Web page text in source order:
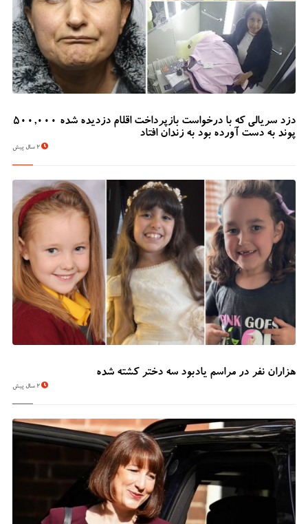
دزد سریالی که با درخواست بازپرداخت اقلام دزدیده شده 500,000
پوند به دست آورده بود به زندان افتاد
2 سال پیش
هزاران نفر در مراسم یادبود سه دختر کشته شده
2 سال پیش